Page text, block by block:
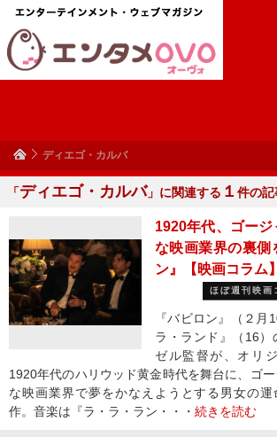
ディエゴ・カルバ
「ディエゴ・カルバ」に関連する １ 件の記
1920年代、ゴー
な映画業界の裏側
ン』【映画コラム】
ほぼ週刊映画
『バビロン』（２
ラ・ランド』（16）
ゼル監督が、オリ
1920年代のハリウッド黄金時代を舞台に、ゴ
な映画業界で夢をかなえようとする男女の
作。音楽は『ラ・ラ・ラン・・・ 続きを読む